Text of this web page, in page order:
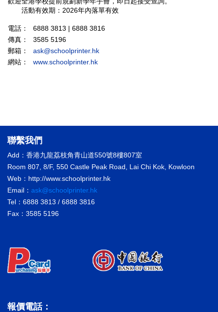
活動有效期：2026年內落單有效
電話：
6888 3813 | 6888 3816
傳真：
3585 5196
郵箱：
ask@schoolprinter.hk
網站：
www.schoolprinter.hk
聯繫我們
Add：香港九龍荔枝角青山道550號8樓807室
Room 807, 8/F, 550 Castle Peak Road, Lai Chi Kok, Kowloon
Web：http://www.schoolprinter.hk
Email： ask@schoolprinter.hk
Tel：6888 3813 / 6888 3816
Fax：3585 5196
報價電話：